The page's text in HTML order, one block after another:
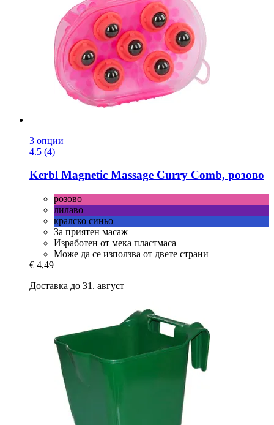
3 опции
4.5 (4)
Kerbl Magnetic Massage Curry Comb, розово
розово
лилаво
кралско синьо
За приятен масаж
Изработен от мека пластмаса
Може да се използва от двете страни
€ 4,49
Доставка до 31. август